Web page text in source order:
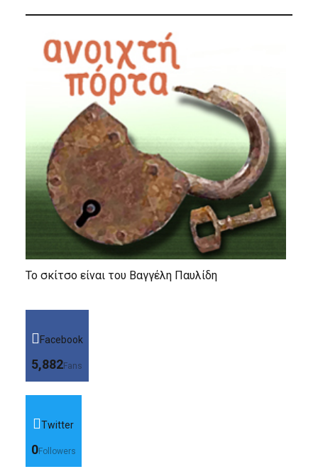
Το σκίτσο είναι του Βαγγέλη Παυλίδη
Facebook
5,882Fans
Twitter
0Followers